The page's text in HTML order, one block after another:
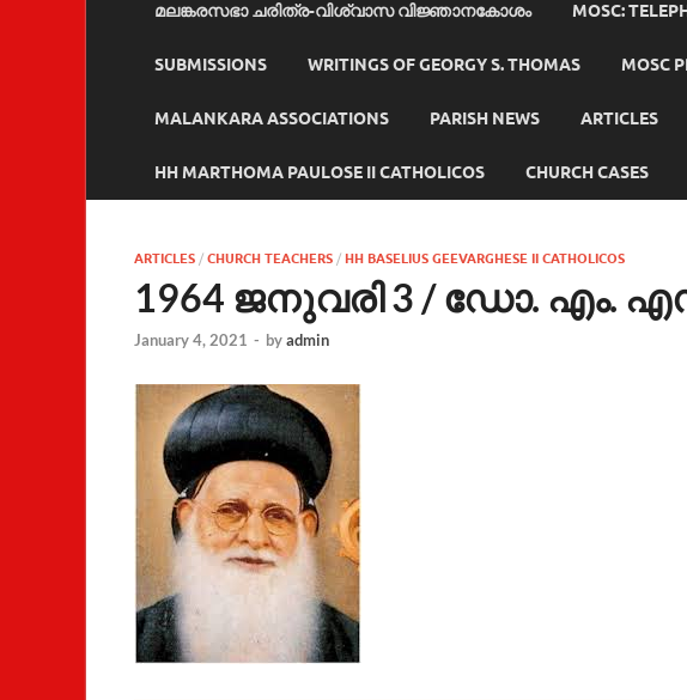
മലങ്കരസഭാ ചരിത്ര-വിശ്വാസ വിജ്ഞാനകോശം MOSC:
SUBMISSIONS WRITINGS OF GEORGY S. THOMAS MOSC
MALANKARA ASSOCIATIONS PARISH NEWS ARTICLES
HH MARTHOMA PAULOSE II CATHOLICOS CHURCH CASES
ARTICLES / CHURCH TEACHERS / HH BASELIUS GEEVARGHESE II CATHOLICOS
1964 ജനുവരി 3 / ഡോ. എം.
January 4, 2021 - byadmin